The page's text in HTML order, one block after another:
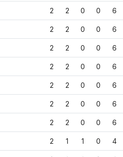
2 2 0 0 6
2 2 0 0 6
2 2 0 0 6
2 2 0 0 6
2 2 0 0 6
2 2 0 0 6
2 2 0 0 6
2 1 1 0 4